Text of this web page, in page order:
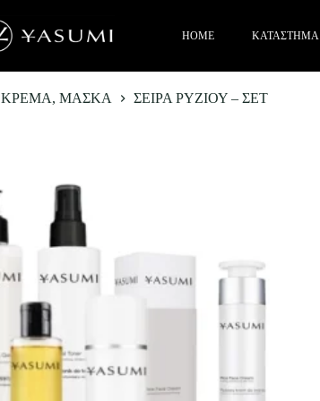
HOME ΚΑΤΑΣΤΗΜΑ
ΚΡΕΜΑ, ΜΑΣΚΑ ΣΕΙΡΑ ΡΥΖΙΟΥ – ΣΕΤ